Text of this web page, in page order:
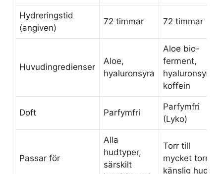
Hydreringstid
(angiven)
72 timmar 72 timmar
Huvudingredienser
Aloe,
hyaluronsyra
Aloe bio-
ferment,
hyaluronsyra,
koffein
Doft Parfymfri
Parfymfri
(Lyko)
Passar för
Alla
hudtyper,
särskilt
Torr till
mycket torr,
känslig hud